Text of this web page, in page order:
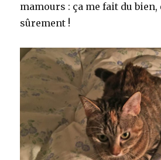
mamours : ça me fait du bien,
sûrement !